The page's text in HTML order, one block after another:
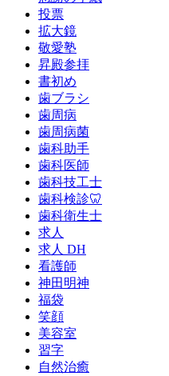
投票
拡大鏡
敬愛塾
昇殿参拝
書初め
歯ブラシ
歯周病
歯周病菌
歯科助手
歯科医師
歯科技工士
歯科検診🦷
歯科衛生士
求人
求人 DH
看護師
神田明神
福袋
笑顔
美容室
習字
自然治癒